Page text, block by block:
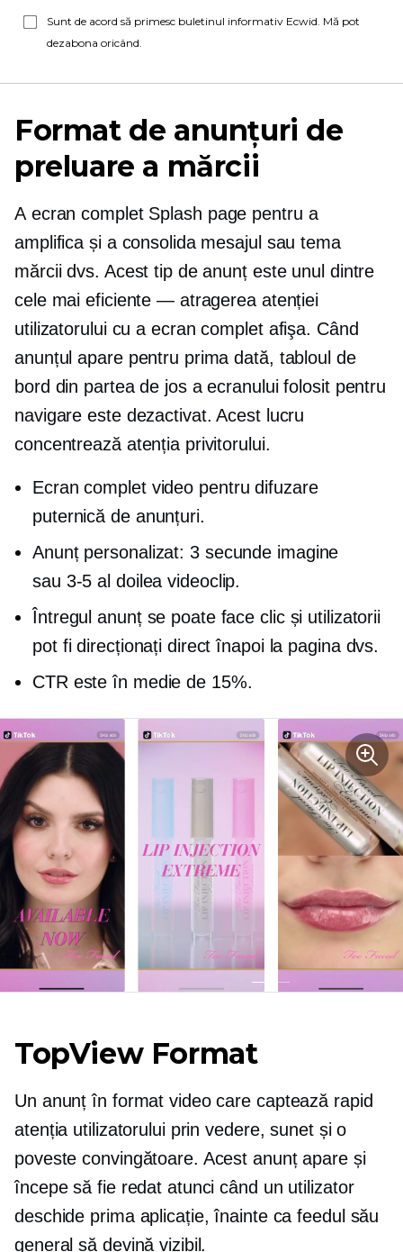
Sunt de acord să primesc buletinul informativ Ecwid. Mă pot
dezabona oricând.
Format de anunțuri de
preluare a mărcii
A ecran completSplash page pentru a
amplifica și a consolida mesajul sau tema
mărcii dvs. Acest tip de anunț este unul dintre
cele mai eficiente — atragerea atenției
utilizatorului cu a ecran completafişa. Când
anunțul apare pentru prima dată, tabloul de
bord din partea de jos a ecranului folosit pentru
navigare este dezactivat. Acest lucru
concentrează atenția privitorului.
Ecran completvideo pentru difuzare
puternică de anunțuri.
Anunț personalizat: 3 secunde imagine
sau 3-5 al doilea videoclip.
Întregul anunț se poate face clic și utilizatorii
pot fi direcționați direct înapoi la pagina dvs.
CTR este în medie de 15%.
TopView Format
Un anunț în format video care captează rapid
atenția utilizatorului prin vedere, sunet și o
poveste convingătoare. Acest anunț apare și
începe să fie redat atunci când un utilizator
deschide prima aplicație, înainte ca feedul său
general să devină vizibil.